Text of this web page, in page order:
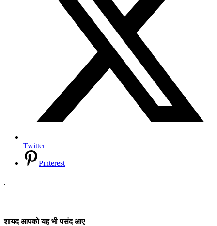
Twitter
Pinterest
.
शायद आपको यह भी पसंद आए